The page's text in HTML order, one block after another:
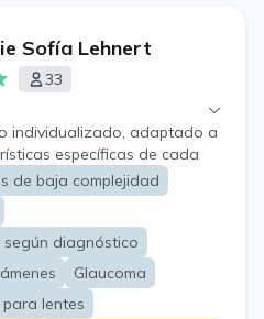
Sofía Lehnert
33
individualizado, adaptado a
específicas de cada
un enfoque que aborde
sino también los
que puedan influir en su
fundamental
un proceso educativo
información detallada sobre
paciente, el cual tiene como
de baja complejidad
diagnóstico
Glaucoma
lentes